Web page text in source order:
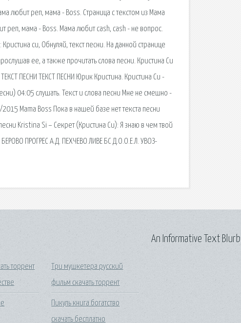
любит реп, мама - Boss. Страница с текстом из Мама
реп, мама - Boss. Мама любит cash, cash - не вопрос.
си, Обнуляй, текст песни. На данной странице
ее, а также прочитать слова песни. Кристина Си
ПЕСНИ ТЕКСТ ПЕСНИ Юрик Кристина. Кристина Си -
04:05 слушать. Текст и слова песни Мне не смешно -
Mama Boss Пока в нашей базе нет текста песни
Kristina Si – Секрет (Кристина Си): Я знаю в чем твой
ПРОГРЕС А.Д. ПЕХЧЕВО ЛИВЕ БС Д.О.О.Е.Л. УВОЗ-
торрент
Три мушкетера русский
фильм скачать торрент
Пикуль книга богатство
скачать бесплатно
An Informative Text Blurb